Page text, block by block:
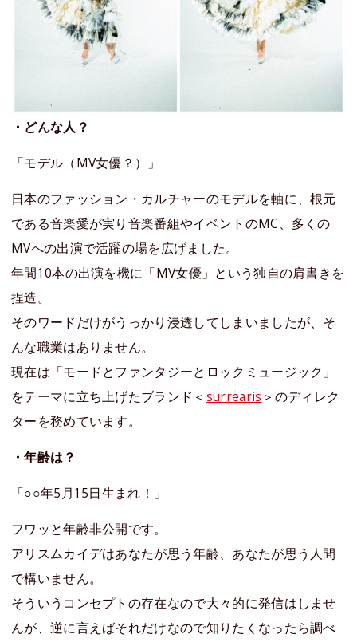
・どんな人？
「モデル（MV女優？）」
日本のファッション・カルチャーのモデルを軸に、根元
である音楽愛が実り音楽番組やイベントのMC、多くの
MVへの出演で活躍の場を広げました。
年間10本の出演を機に「MV女優」という独自の肩書きを
捏造。
そのワードだけがうっかり浸透してしまいましたが、そ
んな職業はありません。
現在は「モードとファンタジーとロックミュージック」
をテーマに立ち上げたブランド＜ surrearis ＞のディレク
ターを務めています。
・年齢は？
「○○年5月15日生まれ！」
フワッと年齢非公開です。
アリスムカイデはあなたが思う年齢、あなたが思う人間
で構いません。
そういうコンセプトの存在なので大々的に発信はしませ
んが、逆に言えばそれだけなので知りたくなったら調べ